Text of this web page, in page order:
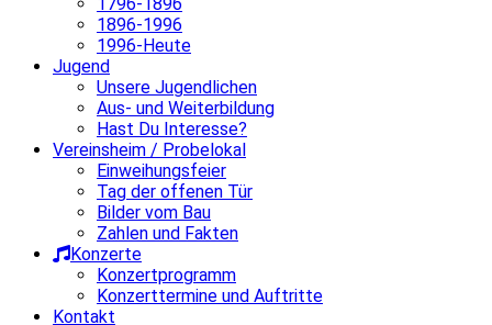
1896-1996
1996-Heute
Jugend
Unsere Jugendlichen
Aus- und Weiterbildung
Hast Du Interesse?
Vereinsheim / Probelokal
Einweihungsfeier
Tag der offenen Tür
Bilder vom Bau
Zahlen und Fakten
Konzerte
Konzertprogramm
Konzerttermine und Auftritte
Kontakt